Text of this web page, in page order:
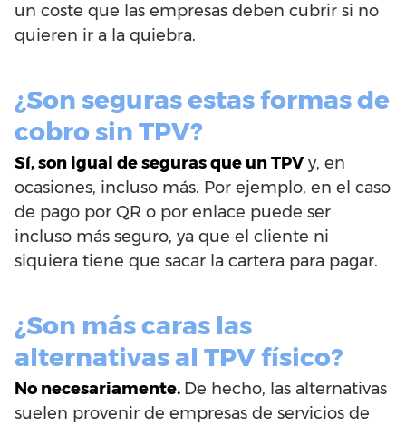
un coste que las empresas deben cubrir si no
quieren ir a la quiebra.
¿Son seguras estas formas de
cobro sin TPV?
Sí, son igual de seguras que un TPV y, en
ocasiones, incluso más. Por ejemplo, en el caso
de pago por QR o por enlace puede ser
incluso más seguro, ya que el cliente ni
siquiera tiene que sacar la cartera para pagar.
¿Son más caras las
alternativas al TPV físico?
No necesariamente. De hecho, las alternativas
suelen provenir de empresas de servicios de